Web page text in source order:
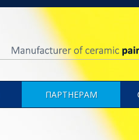
ПАРТНЕРАМ